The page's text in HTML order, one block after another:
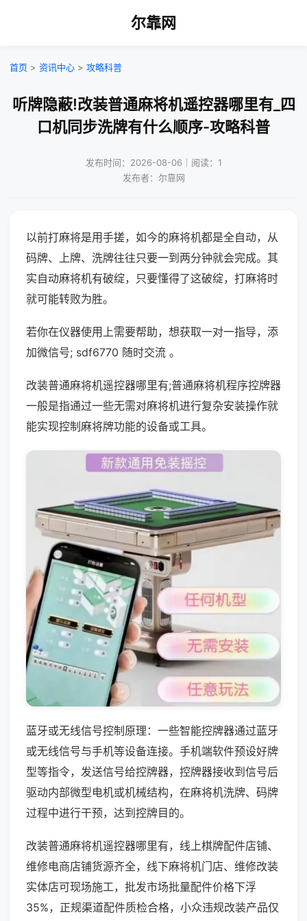
尔靠网
首页 > 资讯中心 > 攻略科普
听牌隐蔽!改装普通麻将机遥控器哪里有_四
口机同步洗牌有什么顺序-攻略科普
发布时间：2026-08-06｜阅读：1
发布者：尔靠网
以前打麻将是用手搓，如今的麻将机都是全自动，从
码牌、上牌、洗牌往往只要一到两分钟就会完成。其
实自动麻将机有破绽，只要懂得了这破绽，打麻将时
就可能转败为胜。
若你在仪器使用上需要帮助，想获取一对一指导，添
加微信号; sdf6770 随时交流 。
改装普通麻将机遥控器哪里有;普通麻将机程序控牌器
一般是指通过一些无需对麻将机进行复杂安装操作就
能实现控制麻将牌功能的设备或工具。
蓝牙或无线信号控制原理：一些智能控牌器通过蓝牙
或无线信号与手机等设备连接。手机端软件预设好牌
型等指令，发送信号给控牌器，控牌器接收到信号后
驱动内部微型电机或机械结构，在麻将机洗牌、码牌
过程中进行干预，达到控牌目的。
改装普通麻将机遥控器哪里有，线上棋牌配件店铺、
维修电商店铺货源齐全，线下麻将机门店、维修改装
实体店可现场施工，批发市场批量配件价格下浮
35%，正规渠道配件质检合格，小众违规改装产品仅